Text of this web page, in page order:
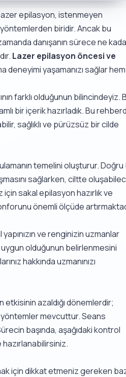
epilasyon, istenmeyen
biridir. Ancak bu
danışanın sürece ne
Lazer epilasyon öncesi ve
deneyimi yaşamanızı sağlar hem
farklı olduğunun bilincindeyiz.
bir içerik hazırladık. Bu
sağlıklı ve pürüzsüz bir cilde
temelini oluşturur. Doğru
sağlarken, ciltte
içinsakal epilasyon hazırlık ve
önemli ölçüde
ve renginizin uzmanlar
olduğunun belirlenmesini
hakkında uzmanınızı
azaldığı dönemlerdir;
mevcuttur. Seans
başında, aşağıdaki kontrol
için dikkat etmeniz gereken